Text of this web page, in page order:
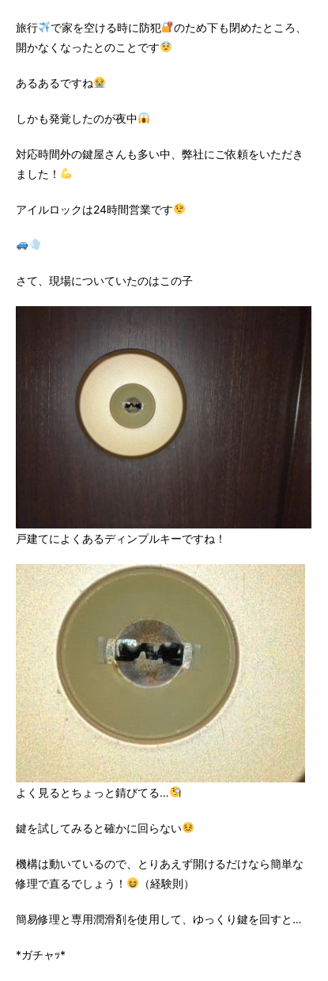
旅行 で家を空ける時に防犯
のため下も閉めたところ、
開かなくなったとのことです
あるあるですね
しかも発覚したのが夜中
対応時間外の鍵屋さんも多い中、弊社にご依頼をいただき
ました！
アイルロックは24時間営業です
さて、現場についていたのはこの子
戸建てによくあるディンプルキーですね！
よく見るとちょっと錆びてる…
鍵を試してみると確かに回らない
機構は動いているので、とりあえず開けるだけなら簡単な
修理で直るでしょう！
（経験則）
簡易修理と専用潤滑剤を使用して、ゆっくり鍵を回すと…
*ガチャｯ*